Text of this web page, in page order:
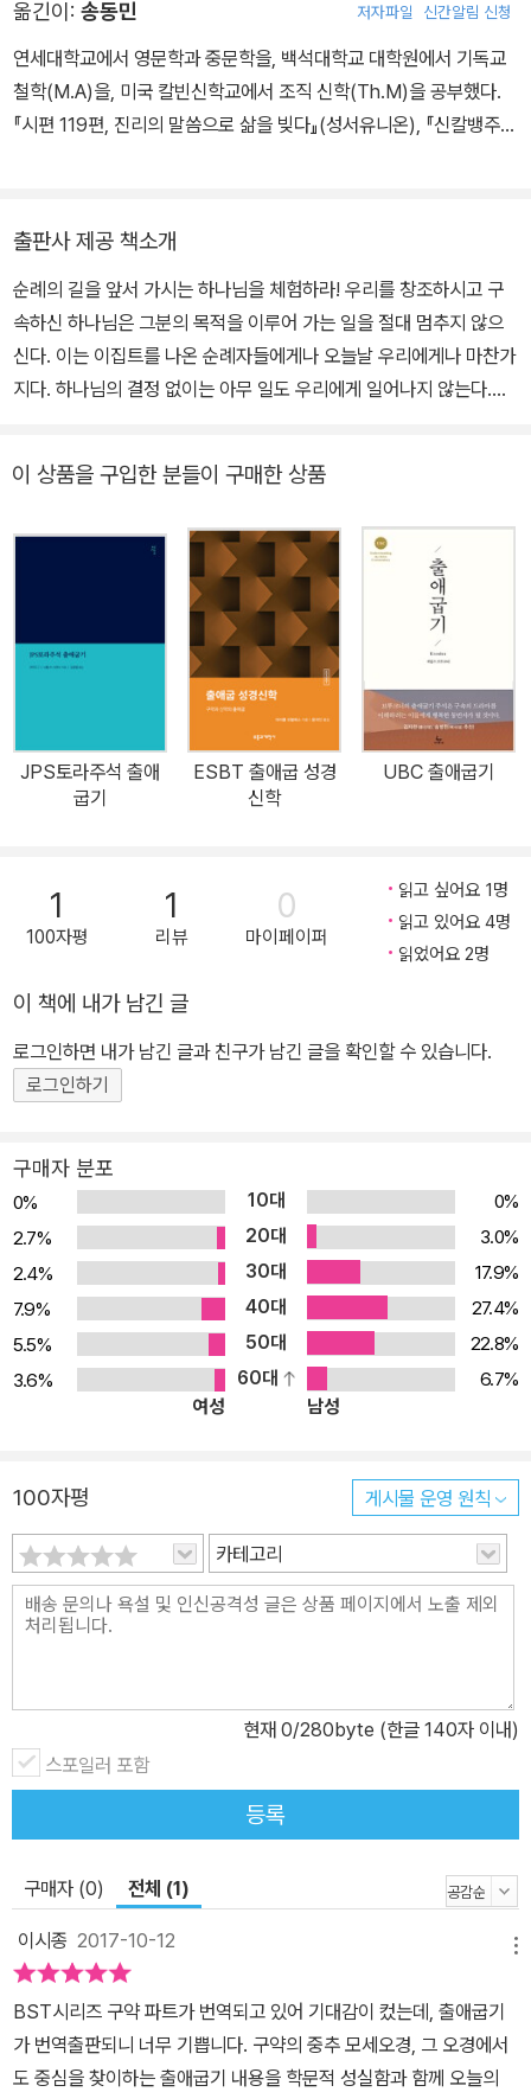
옮긴이: 송동민 저자파일 신간알림 신청
연세대학교에서 영문학과 중문학을, 백석대학교 대학원에서 기독교
철학(M.A)을, 미국 칼빈신학교에서 조직 신학(Th.M)을 공부했다.
『시편 119편, 진리의 말씀으로 삶을 빚다』(성서유니온), 『신칼뱅주
출판사 제공 책소개
순례의 길을 앞서 가시는 하나님을 체험하라! 우리를 창조하시고 구
속하신 하나님은 그분의 목적을 이루어 가는 일을 절대 멈추지 않으
신다. 이는 이집트를 나온 순례자들에게나 오늘날 우리에게나 마찬가
지다. 하나님의 결정 없이는 아무 일도 우리에게 일어나지 않는다.
게 하시니”(출 13:21). 이집트를 빠져나온 이스라엘 백성을 기다린
것은 40년간의 기나긴 광야 생활이었다. 그 오랜 세월 동안 그들과
동행하신 하나님, 그들 가운데 임재하신 하나님, 그들을 돌보신 하나
님의 깊은 은혜를 깊이 묵상하고 오늘의 삶에서 체험하라. 이스라엘
백성의 출애굽과 40년의 광야 생활…그 가운데 언제나 하나님이 계
셨다! 구약의 출애굽기 이야기는 그 전체가 언약의 내러티브다. 아브
라함과 그 자손들에게 약속을 주셨던 하나님은 그 약속을 잊지 않고
신실하게 지키셨다. 하나님은 불타는 떨기나무 가운데 모세에게 나타
나셔서 그에게 이스라엘 백성을 이끌라는 사명을 주셨다. 그분은 이
스라엘이 그분의 소유라고 선언하셨고 이집트의 종살이에서 벗어나
성경 지식과 뛰어난 통찰력을 바탕으로 이러한 출애굽기 이야기가 성
경의 하나님에 대해 증언하는 바를 들려준다. 그 증언에는 훗날 이 땅
에 오실 대제사장 예수 그리스도에 대한 예기가 풍성하게 담겨 있다.
체를 관통하는 구원의 역사를 한눈에 살펴볼 수 있다. 또한 본서는 이
스라엘 백성이 걸었던 순례의 길을 따라가면서 그들이 누린 구원과
안전, 그들이 보인 순종, 그들이 받은 기업에 대해 상세하게 서술한다.
ST(Bible Speaks Today) 시리즈 소개 BST 시리즈는 다음 세 가
지 목적을 특징으로 하는 신구약 및 주제별 강해 시리즈다. 즉, 성경
본문을 정확하게 해설하고, 그것을 현대 생활에 관련시키며, 읽기 쉽
게 만드는 것이다. 따라서 엄밀한 의미에서 이 시리즈는 ‘주석’이 아니
다. 주석은 본문을 적용하기보다는 설명하려고 애쓰며, 독립된 책이
라기보다는 참고서 역할을 하기 때문이다. 그렇다고 이 시리즈가 단
순히 ‘설교집’인 것도 아니다. 설교집은 자칫 성경을 진지하게 다루지
않고 그저 현대적으로 적용하는 데 강조점을 둘 수 있기 때문이다. 본
그리스도인들의 삶과 건강과 성장을 위해서는 성령님이 오래전에 주
신 그러나 항상 새로운 말씀을 통해 지금도 말씀하시는 것을 듣는 일
이 무엇보다 중요하다는 확신을 갖고 성경 본문을 깊이 분석하면서도
오늘의 상황에 필요한 적용점을 균형 있게 제시하려는 목적으로 기획
되었다. 신약 책임 편집자로는 존 스토트가 섬겼고, 구약 책임 편집자
이 상품을 구입한 분들이 구매한 상품
JPS토라주석 출애
굽기
ESBT 출애굽 성경
신학
UBC 출애굽기
1
100자평
1
리뷰
0
마이페이퍼
읽고 싶어요 1명
읽고 있어요 4명
읽었어요 2명
이 책에 내가 남긴 글
로그인하면 내가 남긴 글과 친구가 남긴 글을 확인할 수 있습니다.
로그인하기
구매자 분포
0% 10대
0%
2.7%
20대
3.0%
2.4%
30대
17.9%
7.9%
40대
27.4%
5.5%
50대
22.8%
3.6%
60대
6.7%
여성
남성
100자평 게시물 운영 원칙
카테고리
현재 0/280byte (한글 140자 이내)
스포일러 포함
등록
구매자 (0) 전체 (1)
이시종 2017-10-12
BST시리즈 구약 파트가 번역되고 있어 기대감이 컸는데, 출애굽기
가 번역출판되니 너무 기쁩니다. 구약의 중추 모세오경, 그 오경에서
도 중심을 찾이하는 출애굽기 내용을 학문적 성실함과 함께 오늘의